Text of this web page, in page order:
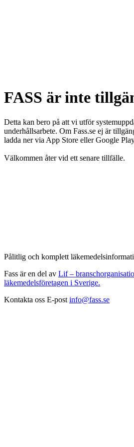
FASS är inte
Detta kan bero på att vi utför
underhållsarbete. Om Fass.se ej är
ladda ner via App Store eller Google
Välkommen åter vid ett senare tillfälle.
Pålitlig och komplett
Fass är en del av Lif –
läkemedelsföretagen i Sverige.
Kontakta oss E-post info@fass.se